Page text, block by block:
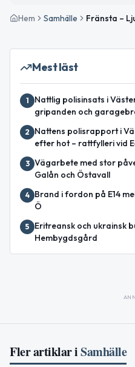
Hem Samhälle
Mest läst
1
Nattlig polisinsats i
gripanden och
2
Nattens polisrapport i
efter hot – rattfylleri vid
3 Vägarbete med stor
Galån och Östavall
4
Brand i fordon på E14
Ö
5
Eritreansk och ukrainsk
Hembygdsgård
Fler artiklar iSamhälle